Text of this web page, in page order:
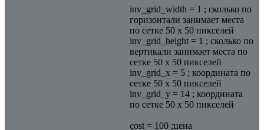
inv_grid_width = 1 ; сколько по
горизонтали занимает места
по сетке 50 х 50 пикселей
inv_grid_height = 1 ; сколько по
вертикали занимает места по
сетке 50 х 50 пикселей
inv_grid_x = 5 ; координата по
сетке 50 х 50 пикселей
inv_grid_y = 14 ; координата
по сетке 50 х 50 пикселей
cost = 100 ;цена